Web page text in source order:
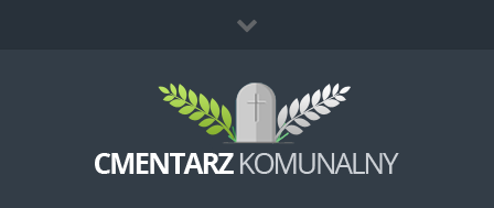
Co zrobić, gdy umrze ktoś bliski?
Kontakt